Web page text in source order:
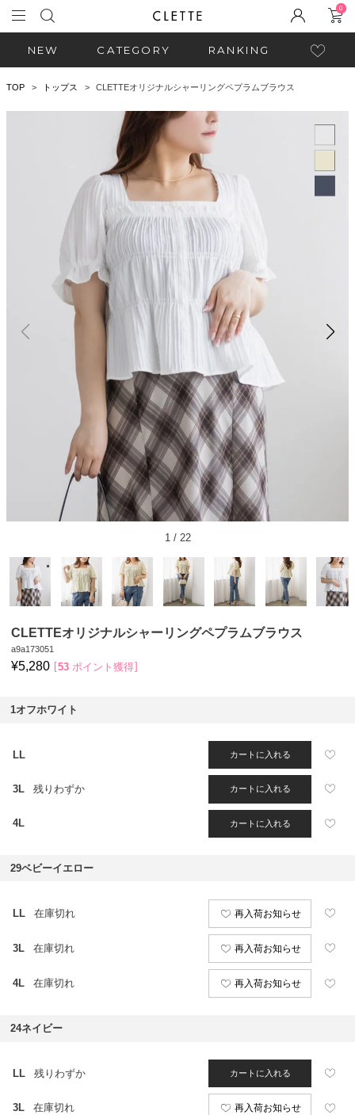
0
NEW CATEGORY RANKING
TOP トップス CLETTEオリジナルシャーリングペプラムブラウス
1/ 22
CLETTEオリジナルシャーリングペプラムブラウス
a9a173051
¥5,280 53 ポイント獲得
1オフホワイト
LL カートに入れる
3L 残りわずか カートに入れる
4L カートに入れる
29ベビーイエロー
LL 在庫切れ 再入荷お知らせ
3L 在庫切れ 再入荷お知らせ
4L 在庫切れ 再入荷お知らせ
24ネイビー
LL 残りわずか カートに入れる
3L 在庫切れ 再入荷お知らせ